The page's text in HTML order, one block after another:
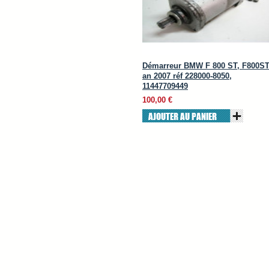
Démarreur BMW F 800 ST, F800ST
an 2007 réf 228000-8050,
11447709449
100,00 €
AJOUTER AU PANIER